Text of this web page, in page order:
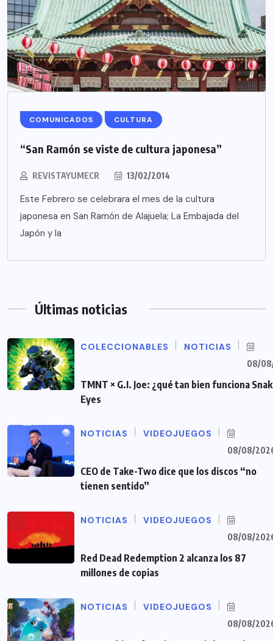
COMUNICADOS CULTURA
“San Ramón se viste de cultura japonesa”
REVISTAYUMECR 13/02/2014
Este Febrero se celebrara el mes de la cultura
japonesa en San Ramón de Alajuela; La Embajada del
Japón y la
Últimas noticias
COLECCIONABLES NOTICIAS
08/
TMNT × G.I. Joe: ¿qué tan bien funciona
Eyes
NOTICIAS VIDEOJUEGOS
08/08/
CEO de Take-Two dice que los discos “no
tienen sentido”
NOTICIAS VIDEOJUEGOS
08/08/
Red Dead Redemption 2 alcanza los 87
millones de copias
NOTICIAS VIDEOJUEGOS
08/08/